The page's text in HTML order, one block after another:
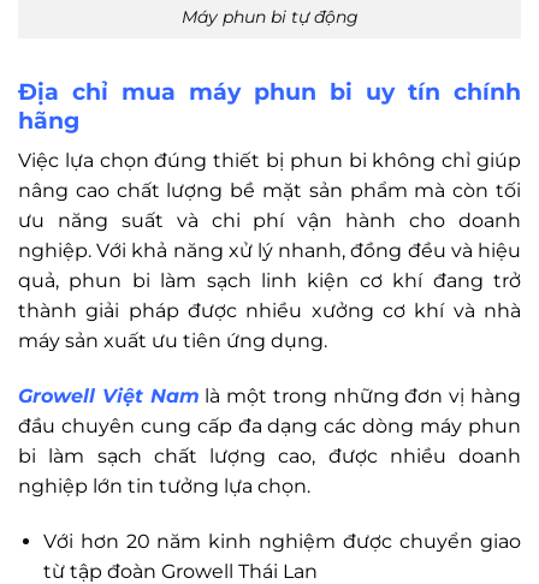
Máy phun bi tự động
Địa chỉ mua máy phun bi uy tín chính
hãng
Việc lựa chọn đúng thiết bị phun bi không chỉ giúp
nâng cao chất lượng bề mặt sản phẩm mà còn tối
ưu năng suất và chi phí vận hành cho doanh
nghiệp. Với khả năng xử lý nhanh, đồng đều và hiệu
quả, phun bi làm sạch linh kiện cơ khí đang trở
thành giải pháp được nhiều xưởng cơ khí và nhà
máy sản xuất ưu tiên ứng dụng.
Growell Việt Nam là một trong những đơn vị hàng
đầu chuyên cung cấp đa dạng các dòng máy phun
bi làm sạch chất lượng cao, được nhiều doanh
nghiệp lớn tin tưởng lựa chọn.
Với hơn 20 năm kinh nghiệm được chuyển giao
từ tập đoàn Growell Thái Lan